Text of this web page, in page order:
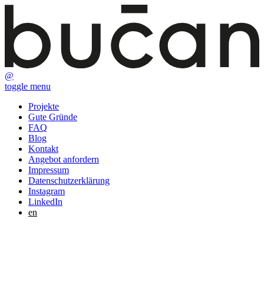
@
toggle menu
Projekte
Gute Gründe
FAQ
Blog
Kontakt
Angebot anfordern
Impressum
Datenschutzerklärung
Instagram
LinkedIn
en